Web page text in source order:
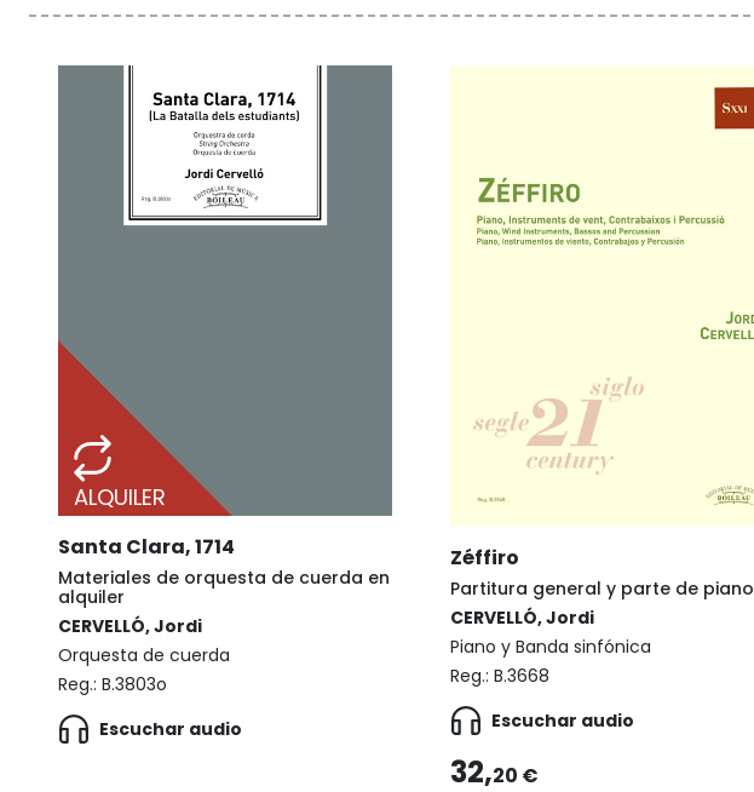
ALQUILER
Santa Clara, 1714
Materiales de orquesta de cuerda en
alquiler
CERVELLÓ, Jordi
Orquesta de cuerda
Reg.: B.3803o
Escuchar audio
Zéffiro
Partitura general y parte de piano
CERVELLÓ, Jordi
Piano y Banda sinfónica
Reg.: B.3668
Escuchar audio
32,20 €